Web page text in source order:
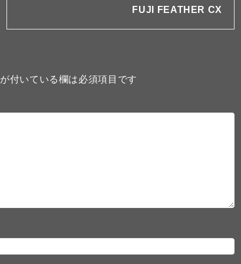
FUJI FEATHER CX
が付いている欄は必須項目です